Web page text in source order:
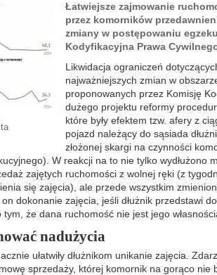
Łatwiejsze zajmowanie
przez komorników
zmiany w postępowaniu
Kodyfikacyjna Prawa
Likwidacja ograniczeń
najważniejszych zmian w
proponowanych przez Komisję
dużego projektu reformy
które były efektem tzw. afery z
pojazd należący do sąsiada
złożonej skargi na czynności
W reakcji na to nie tylko wydłużono
zajętych ruchomości z wolnej ręki (z
się zajęcia), ale przede wszystkim
dokonanie zajęcia, jeśli dłużnik przedstawi
tym, że dana ruchomość nie jest jego
nadużycia
ułatwiły dłużnikom unikanie zajęcia.
sprzedaży, której komornik na gorąco nie